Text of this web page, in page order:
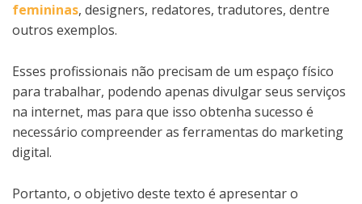
femininas, designers, redatores, tradutores, dentre
outros exemplos.
Esses profissionais não precisam de um espaço físico
para trabalhar, podendo apenas divulgar seus serviços
na internet, mas para que isso obtenha sucesso é
necessário compreender as ferramentas do marketing
digital.
Portanto, o objetivo deste texto é apresentar o